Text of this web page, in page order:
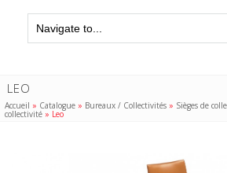
LEO
Accueil » Catalogue » Bureaux / Collectivités » Sièges de
collectivité » Leo